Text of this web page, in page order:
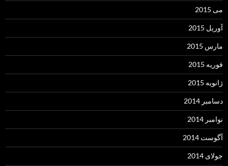
می 2015
آوریل 2015
مارس 2015
فوریه 2015
ژانویه 2015
دسامبر 2014
نوامبر 2014
آگوست 2014
جولای 2014